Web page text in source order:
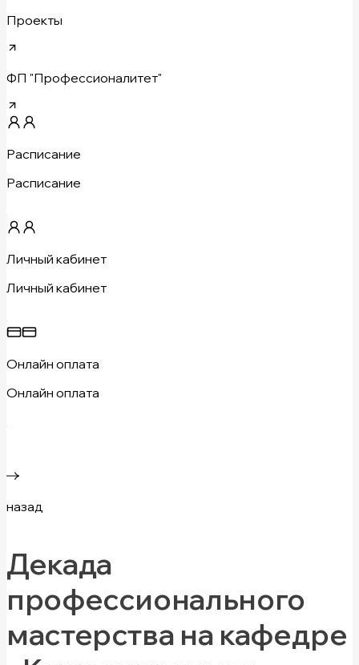
Проекты
ФП "Профессионалитет"
Расписание
Расписание
Личный кабинет
Личный кабинет
Онлайн оплата
Онлайн оплата
назад
Декада
профессионального
мастерства на кафедре